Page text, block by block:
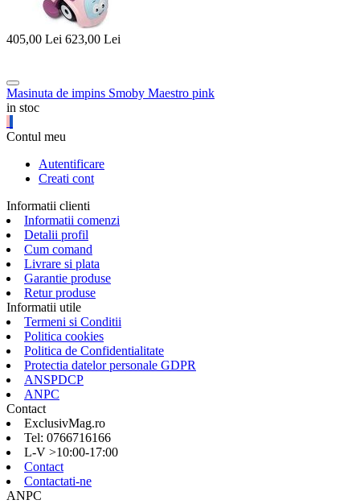
405,00 Lei 623,00 Lei
Masinuta de impins Smoby Maestro pink
in stoc
Contul meu
Autentificare
Creati cont
Informatii clienti
Informatii comenzi
Detalii profil
Cum comand
Livrare si plata
Garantie produse
Retur produse
Informatii utile
Termeni si Conditii
Politica cookies
Politica de Confidentialitate
Protectia datelor personale GDPR
ANSPDCP
ANPC
Contact
ExclusivMag.ro
Tel: 0766716166
L-V >10:00-17:00
Contact
Contactati-ne
ANPC